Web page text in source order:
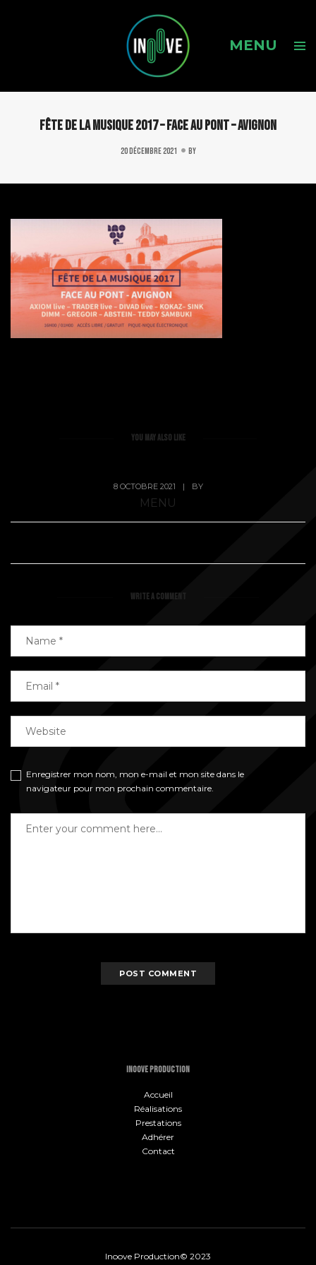
Fête de la musique 2017 – Face au pont – Avignon
20 DÉCEMBRE 2021 BY
You May Also Like
8 OCTOBRE 2021 | BY
MENU
WRITE A COMMENT
Enregistrer mon nom, mon e-mail et mon site dans le
navigateur pour mon prochain commentaire.
INOOVE PRODUCTION
Accueil
Réalisations
Prestations
Adhérer
Contact
Inoove Production© 2023